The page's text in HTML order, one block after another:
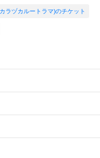
ラヅカルートラマ)のチケット